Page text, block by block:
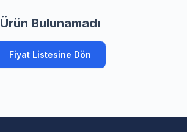
Ürün Bulunamadı
Fiyat Listesine Dön